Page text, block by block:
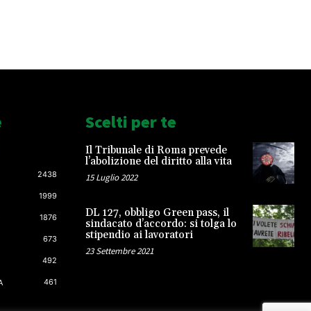
2438
1999
1876
673
492
461
Scelti per te
Il Tribunale di Roma prevede
l’abolizione del diritto alla vita
15 Luglio 2022
DL 127, obbligo Green pass, il
sindacato d’accordo: si tolga lo
stipendio ai lavoratori
23 Settembre 2021